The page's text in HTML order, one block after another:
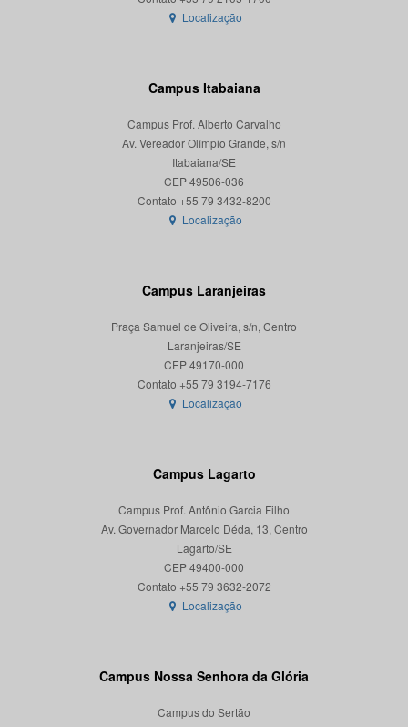
Localização
Campus Itabaiana
Campus Prof. Alberto Carvalho
Av. Vereador Olímpio Grande, s/n
Itabaiana/SE
CEP 49506-036
Localização
Campus Laranjeiras
Praça Samuel de Oliveira, s/n, Centro
Laranjeiras/SE
CEP 49170-000
Localização
Campus Lagarto
Campus Prof. Antônio Garcia Filho
Av. Governador Marcelo Déda, 13, Centro
Lagarto/SE
CEP 49400-000
Localização
Campus Nossa Senhora da Glória
Campus do Sertão